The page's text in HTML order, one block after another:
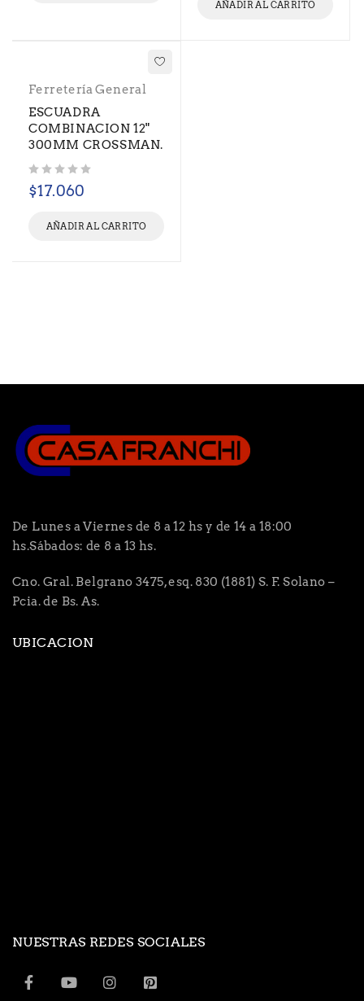
AÑADIR AL CARRITO
Ferretería General
ESCUADRA
COMBINACION 12"
300MM CROSSMAN.
$17.060
AÑADIR AL CARRITO
De Lunes a Viernes de 8 a 12 hs y de 14 a 18:00
hs.Sábados: de 8 a 13 hs.
Cno. Gral. Belgrano 3475, esq. 830 (1881) S. F. Solano –
Pcia. de Bs. As.
UBICACION
NUESTRAS REDES SOCIALES